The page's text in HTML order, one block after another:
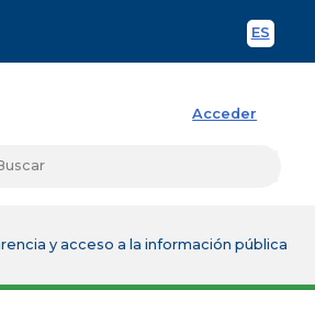
ES
Acceder
y acceso a la información pública